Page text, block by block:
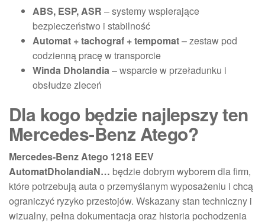
ABS, ESP, ASR – systemy wspierające
bezpieczeństwo i stabilność
Automat + tachograf + tempomat– zestaw pod
codzienną pracę w transporcie
Winda Dholandia– wsparcie w przeładunku i
obsłudze zleceń
Dla kogo będzie najlepszy ten
Mercedes-Benz Atego?
Mercedes-Benz Atego 1218 EEV
AutomatDholandiaN… będzie dobrym wyborem dla firm,
które potrzebują auta o przemyślanym wyposażeniu i chcą
ograniczyć ryzyko przestojów. Wskazany stan techniczny i
wizualny, pełna dokumentacja oraz historia pochodzenia